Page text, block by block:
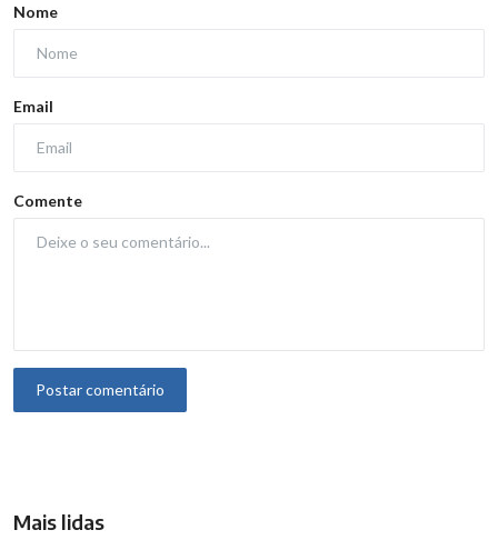
Nome
Email
Comente
Postar comentário
Mais lidas